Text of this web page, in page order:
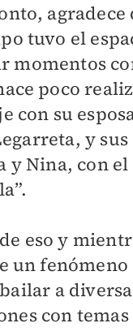
agradece
tuvo el
momentos
poco
con su
y sus
y Nina, con el
eso y
un fenómeno
a
con